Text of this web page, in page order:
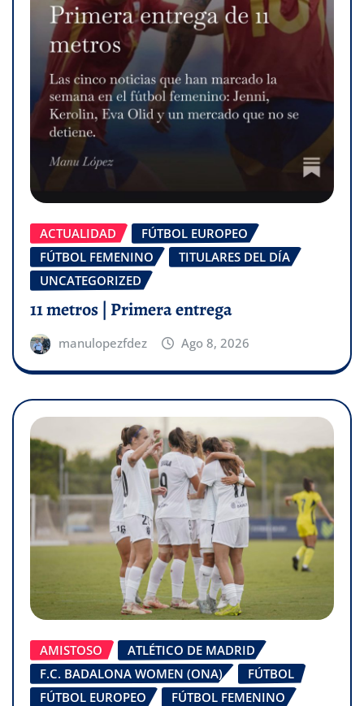
ACTUALIDAD
FÚTBOL EUROPEO
FÚTBOL FEMENINO
TITULARES DEL DÍA
UNCATEGORIZED
11 metros | Primera entrega
manulopezfdez Ago 8, 2026
AMISTOSO
ATLÉTICO DE MADRID
F.C. BADALONA WOMEN (ONA)
FÚTBOL
FÚTBOL EUROPEO
FÚTBOL FEMENINO